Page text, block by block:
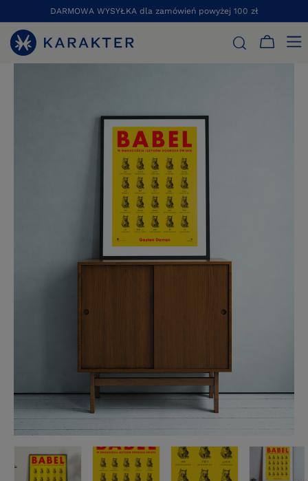
DARMOWA WYSYŁKA dla zamówień powyżej 100 zł
STRONA GŁÓWNA PLAKAT „BABEL”